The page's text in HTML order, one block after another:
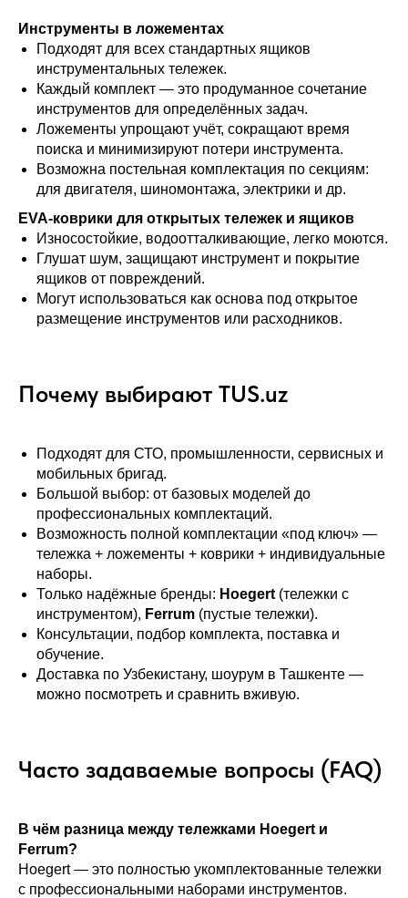
Инструменты в ложементах
Подходят для всех стандартных ящиков
инструментальных тележек.
Каждый комплект — это продуманное сочетание
инструментов для определённых задач.
Ложементы упрощают учёт, сокращают время
поиска и минимизируют потери инструмента.
Возможна постельная комплектация по секциям:
для двигателя, шиномонтажа, электрики и др.
EVA-коврики для открытых тележек и ящиков
Износостойкие, водоотталкивающие, легко моются.
Глушат шум, защищают инструмент и покрытие
ящиков от повреждений.
Могут использоваться как основа под открытое
размещение инструментов или расходников.
Почему выбирают TUS.uz
Подходят для СТО, промышленности, сервисных и
мобильных бригад.
Большой выбор: от базовых моделей до
профессиональных комплектаций.
Возможность полной комплектации «под ключ» —
тележка + ложементы + коврики + индивидуальные
наборы.
Только надёжные бренды: Hoegert (тележки с
инструментом), Ferrum (пустые тележки).
Консультации, подбор комплекта, поставка и
обучение.
Доставка по Узбекистану, шоурум в Ташкенте —
можно посмотреть и сравнить вживую.
Часто задаваемые вопросы (FAQ)
В чём разница между тележками Hoegert и
Ferrum?
Hoegert — это полностью укомплектованные тележки
с профессиональными наборами инструментов.